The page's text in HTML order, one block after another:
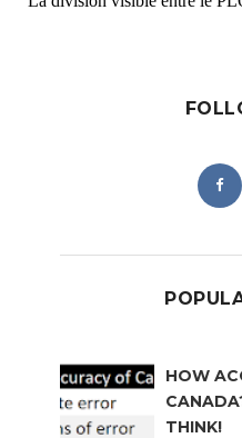
HOW
THINK!